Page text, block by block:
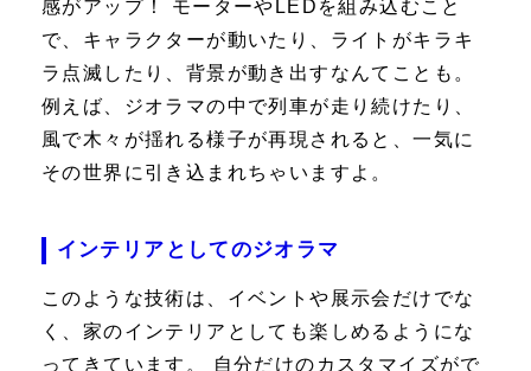
感がアップ！ モーターやLEDを組み込むこと
で、キャラクターが動いたり、ライトがキラキ
ラ点滅したり、背景が動き出すなんてことも。
例えば、ジオラマの中で列車が走り続けたり、
風で木々が揺れる様子が再現されると、一気に
その世界に引き込まれちゃいますよ。
インテリアとしてのジオラマ
このような技術は、イベントや展示会だけでな
く、家のインテリアとしても楽しめるようにな
ってきています。 自分だけのカスタマイズがで